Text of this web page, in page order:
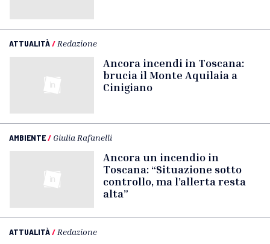
ATTUALITÀ/ Redazione
Ancora incendi in Toscana:
brucia il Monte Aquilaia a
Cinigiano
AMBIENTE/ Giulia Rafanelli
Ancora un incendio in
Toscana: “Situazione sotto
controllo, ma l’allerta resta
alta”
ATTUALITÀ/ Redazione